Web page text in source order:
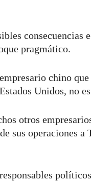
consecuencias
pragmático.
chino
Unidos, no
otros
sus operaciones